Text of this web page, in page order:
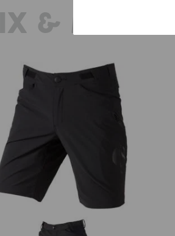
& MATCH
Funktions Short e.s.trail